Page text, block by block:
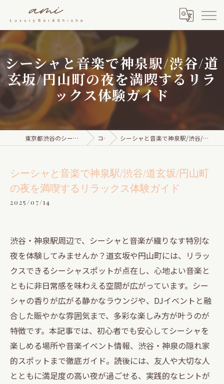
シーシャと音楽で神泉駅/渋谷/道
玄坂/円山町の夜を満喫するリラ
ックス体験ガイド
東京都渋谷のシーシャならami Luxury Bar & Shisha コラム シーシャと音楽で神泉駅/渋谷/道玄坂/円山町の夜を満喫するリラックス体験ガイド
シーシャと音楽で神泉駅/渋谷/道玄坂/円山町
の夜を満喫するリラックス体験ガイド
2025/07/14
渋谷・神泉駅周辺で、シーシャと音楽が織りなす特別な
夜を体験してみませんか？道玄坂や円山町には、リラッ
クスできるシーシャスポットが点在し、心地よい音楽と
ともに非日常感を味わえる空間が広がっています。シー
シャの香りが広がる静かなラウンジや、DJイベントと融
合した賑やかな雰囲気まで、多彩な楽しみ方が叶うのが
特徴です。本記事では、初心者でも安心してシーシャを
楽しめる場所や音楽イベント情報、渋谷・神泉の隠れ家
的スポットまで徹底ガイド。読後には、友人や大切な人
とともに満足度の高い夜が過ごせる、実践的なヒントが